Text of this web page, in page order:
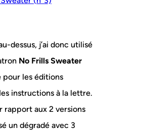
dessus, j’ai donc utilisé
No Frills Sweater
pour les éditions
instructions à la lettre.
rapport aux 2 versions
un dégradé avec 3